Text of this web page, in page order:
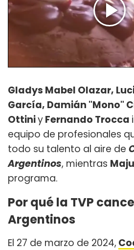
Gladys Mabel Olazar,
García, Damián "Mono"
OttiniyFernando Trocca
equipo de profesionales
todo su talento al aire de
Argentinos, mientras
programa.
Por qué la TVP
Argentinos
El 27 de marzo de 2024,